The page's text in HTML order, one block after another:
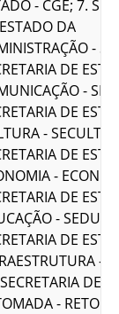
- CGE; 7.
DA
-
DE
-
DE
- SECULT;
DE
-
DE
- SEDUC;
DE
-
DE
-